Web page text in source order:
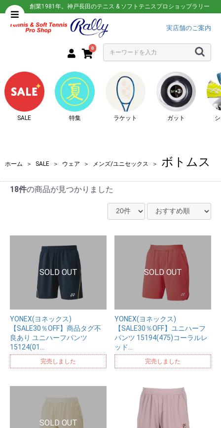
創業1981年。神戸長田のテニス & ソフトテニスプロショップラリー
実店舗のご案内
0
SALE 特集 ラケット ガット
ホーム ＞ SALE ＞ ウェア ＞ メンズ/ユニセックス ＞ ボトムス
18件の商品が見つかりました
YONEX(ヨネックス)
【SALE30％OFF】商品タグ不
良あり ユニハーフパンツ
15124(01…
完売しました
YONEX(ヨネックス)
【SALE30％OFF】ユニハーフ
パンツ 15194(475)コーラルレ
ッド…
完売しました